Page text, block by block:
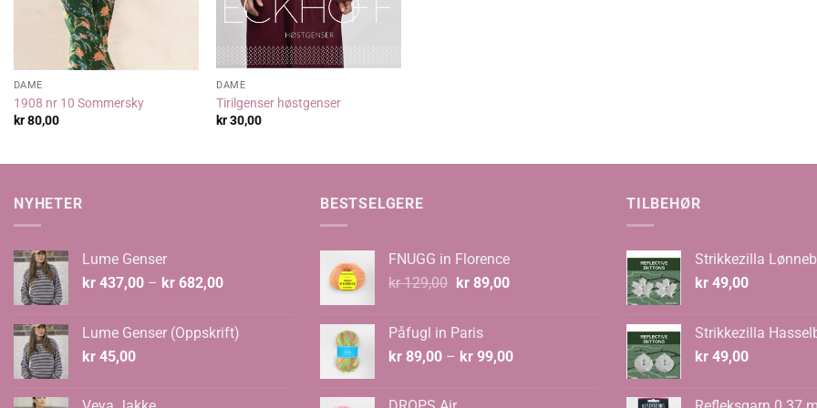
DAME
1908 nr 10 Sommersky
kr80,00
DAME
Tirilgenser høstgenser
kr30,00
NYHETER
Lume Genser
kr 437,00 – kr 682,00Prisområde:
kr 682,00
Lume Genser (Oppskrift)
kr 45,00
BESTSELGERE
FNUGG in Florence
kr129,00 Opprinnelig
kr 129,00.
kr89,00Nåværende
Påfugl in Paris
kr 89,00 – kr 99,00Prisområde:
TILBEHØR
Strikkezilla
kr 49,00
Strikkezilla
kr 49,00